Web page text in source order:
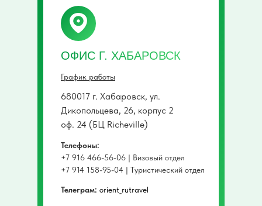
ОФИС Г. ХАБАРОВСК
680017 г. Хабаровск, ул.
Дикопольцева, 26, корпус 2
оф. 24 (БЦ Richeville)
График работы
Телефоны:
+7 916 466-56-06 | Визовый отдел
+7 914 158-95-04 | Туристический отдел
Телеграм: orient_rutravel